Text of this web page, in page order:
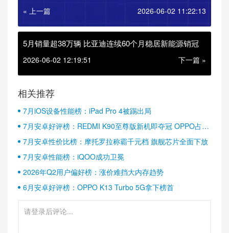
« 上一篇 2026-06-02 11:22:13
5月销量超38万辆 比亚迪连续60个月稳居新能源销冠
2026-06-02 12:19:51 下一篇 »
相关推荐
7月iOS设备性能榜：iPad Pro 4被踢出局
7月安卓好评榜：REDMI K90至尊版新机即夺冠 OPPO占据
半壁江山
7月安卓性价比榜：摩托罗拉称霸千元档 旗舰芯片全面下放
7月安卓性能榜：iQOO成功卫冕
2026年Q2用户偏好榜：涨价难挡大内存趋势
6月安卓好评榜：OPPO K13 Turbo 5G拿下榜首